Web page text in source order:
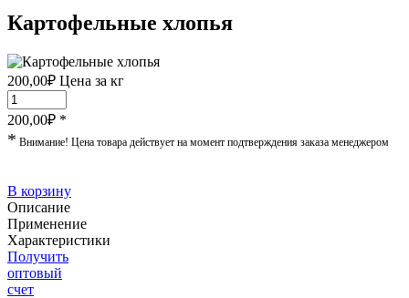
Картофельные хлопья
200,00₽ Цена за кг
200,00₽ *
* Внимание! Цена товара действует на момент подтверждения заказа менеджером
В корзину
Описание
Применение
Характеристики
Получить
оптовый
счет